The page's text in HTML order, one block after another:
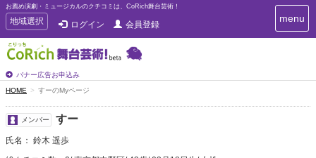
お薦め演劇・ミュージカルのクチコミは、CoRich舞台芸術！
T
o
g
g
e
n
a
v
i
g
地域選択 ログイン 会員登録
バナー広告お申込み
T
o
menu
HOME すーのMyページ
メンバー すー
氏名： 鈴木 遥歩